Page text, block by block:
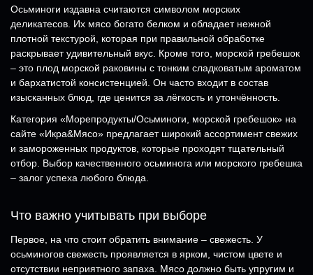
Осьминоги издавна считаются символом морских
деликатесов. Их мясо богато белком и обладает нежной
плотной текстурой, которая при правильной обработке
раскрывает удивительный вкус. Кроме того, морской гребешок
– это плод морской раковины с тонким сладковатым ароматом
и бархатистой консистенцией. Он часто входит в состав
изысканных блюд, где ценится за лёгкость и утончённость.
Категория «Морепродукты/Осьминоги, морской гребешок» на
сайте «Икра&Мясо» предлагает широкий ассортимент свежих
и замороженных продуктов, которые проходят тщательный
отбор. Выбор качественного осьминога или морского гребешка
– залог успеха любого блюда.
Что важно учитывать при выборе
Первое, на что стоит обратить внимание – свежесть. У
осьминогов свежесть проявляется в ярком, чистом цвете и
отсутствии неприятного запаха. Мясо должно быть упругим и